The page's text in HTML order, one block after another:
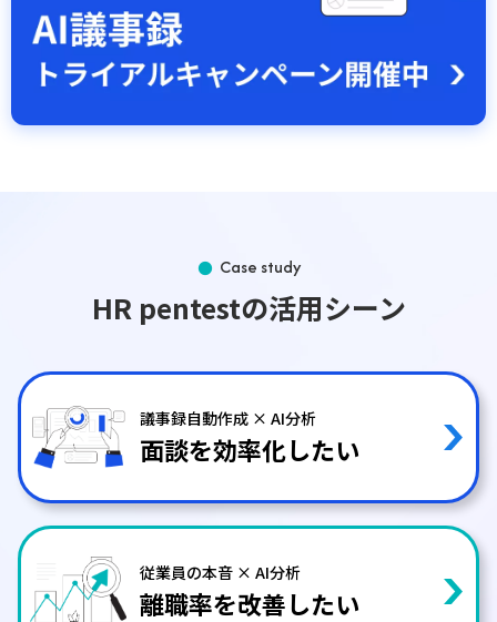
Case study
HR pentestの活用シーン
議事録自動作成 × AI分析
面談を効率化したい
従業員の本音 × AI分析
離職率を改善したい